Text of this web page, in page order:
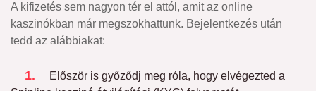
A kifizetés sem nagyon tér el attól, amit az online
kaszinókban már megszokhattunk. Bejelentkezés után
tedd az alábbiakat:
Először is győződj meg róla, hogy elvégezted a